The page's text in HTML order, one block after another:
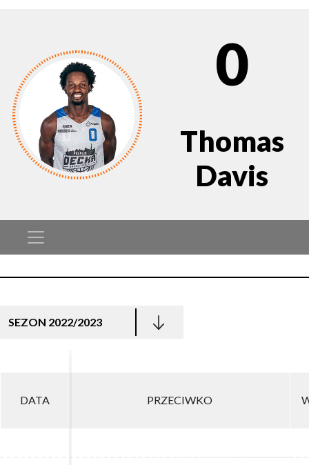
0
Thomas
Davis
SEZON 2022/2023
DATA PRZECIWKO
DATA PRZECIWKO